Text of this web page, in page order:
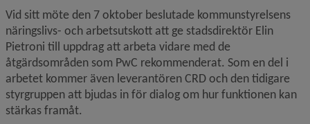
Vid sitt möte den 7 oktober beslutade kommunstyrelsens
näringslivs- och arbetsutskott att ge stadsdirektör Elin
Pietroni till uppdrag att arbeta vidare med de
åtgärdsområden som PwC rekommenderat. Som en del i
arbetet kommer även leverantören CRD och den tidigare
styrgruppen att bjudas in för dialog om hur funktionen kan
stärkas framåt.